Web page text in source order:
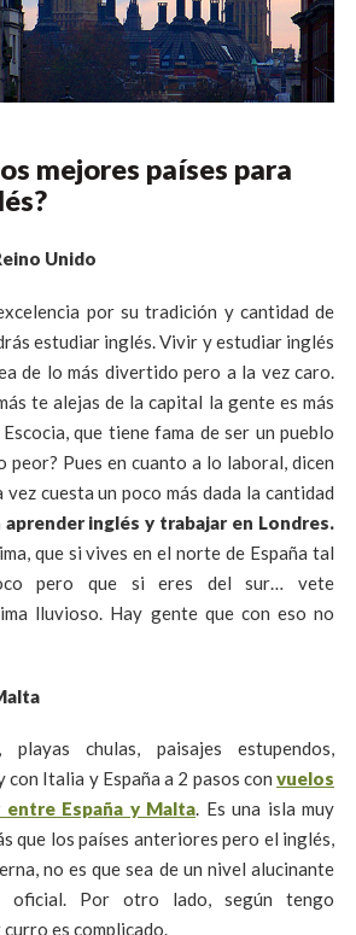
mejores países para
Unido
por su tradición y cantidad de
estudiar inglés. Vivir y estudiar inglés
de lo más divertido pero a la vez caro.
te alejas de la capital la gente es más
que tiene fama de ser un pueblo
peor? Pues en cuanto a lo laboral, dicen
cuesta un poco más dada la cantidad
aprender inglés y trabajar en Londres.
que si vives en el norte de España tal
pero que si eres del sur… vete
lluvioso. Hay gente que con eso no
chulas, paisajes estupendos,
con Italia y España a 2 pasos convuelos
entre España y Malta. Es una isla muy
que los países anteriores pero el inglés,
no es que sea de un nivel alucinante
oficial. Por otro lado, según tengo
es complicado.